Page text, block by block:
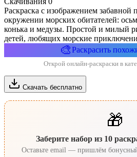
Раскраска с изображением забавной
окружении морских обитателей:
конька и медузы. Простой и милый
детей, любящих морские
🎨Раскрасить
Открой онлайн-раскраски в
Скачать бесплатно
🎁
Заберите набор из 10
Оставьте email — пришлём